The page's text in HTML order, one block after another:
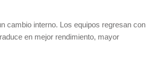
cambio interno. Los equipos regresan con
en mejor rendimiento, mayor